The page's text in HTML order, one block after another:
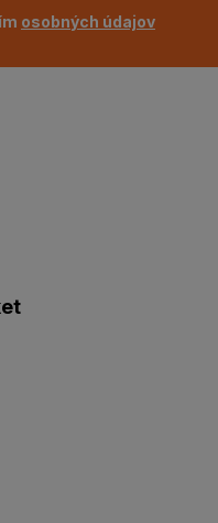
osobných údajov